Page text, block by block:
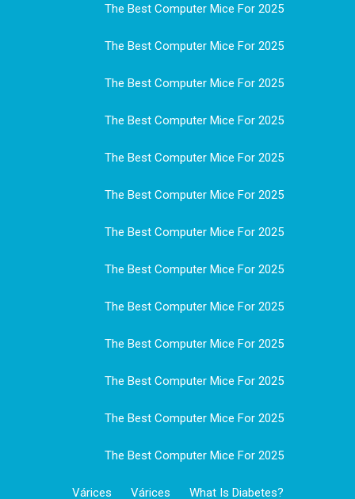
The Best Computer Mice For 2025
The Best Computer Mice For 2025
The Best Computer Mice For 2025
The Best Computer Mice For 2025
The Best Computer Mice For 2025
The Best Computer Mice For 2025
The Best Computer Mice For 2025
The Best Computer Mice For 2025
The Best Computer Mice For 2025
The Best Computer Mice For 2025
The Best Computer Mice For 2025
The Best Computer Mice For 2025
The Best Computer Mice For 2025
Várices Várices What Is Diabetes?